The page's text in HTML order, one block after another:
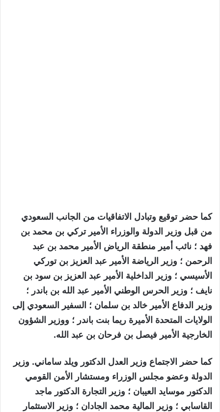
كما حضر توقيع وتبادل الاتفاقيات من الجانب السعودي
من قبل وزير الدولة والوزراء الأمير تركي بن ​​محمد بن
فهد ؛ نائب أمير منطقة الرياض الأمير محمد بن عبد
الرحمن ؛ وزير الرياضة الأمير عبد العزيز بن توركي
الأسيسي ؛ وزير الداخلية الأمير عبد العزيز بن سود بن
نايف ؛ وزير الحرس الوطني الأمير عبد الله بن باندر ؛
وزير الدفاع الأمير خالد بن سلمان ؛ السفير السعودي إلى
الولايات المتحدة الأميرة ريما بنت باندر ؛ ووزير الشؤون
الخارجية الأمير فيصل بن فرحان بن عبد الله.
كما حضر الاجتماع وزير العدل الدكتور ويلد ساماني. وزير
الدولة وعضو مجلس الوزراء ومستشار الأمن القومي
الدكتور موسايد العيبان ؛ وزير التجارة الدكتور ماجد
القاسابي ؛ وزير المالية محمد الجادان ؛ وزير الاستثمار